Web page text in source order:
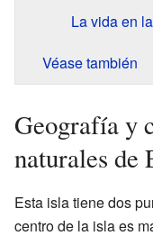
La vida en
Véase también
Geografía y
naturales
Esta isla tiene dos
centro de la isla es